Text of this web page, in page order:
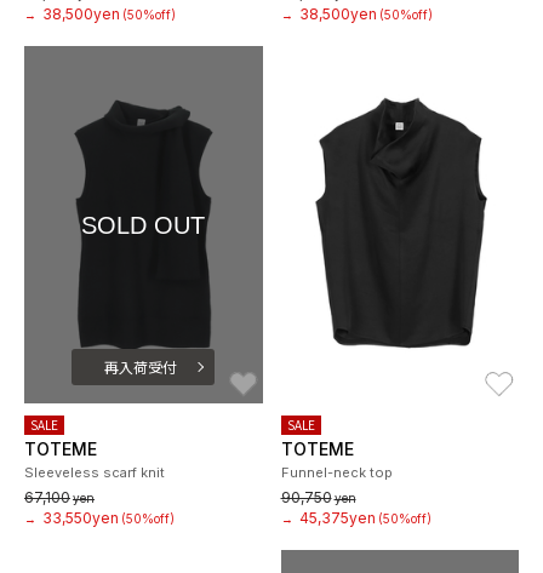
→
38,500yen (50%off)
→
38,500yen (50%off)
SOLD OUT
再入荷受付
SALE
TOTEME
Sleeveless scarf knit
67,100yen
→
33,550yen (50%off)
SALE
TOTEME
Funnel-neck top
90,750yen
→ 45,375yen (50%off)